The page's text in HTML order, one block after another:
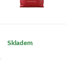
Skladem